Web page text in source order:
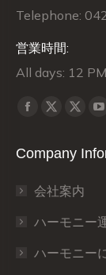
Telephone:
営業時間:
All days: 12
Find us on:
Facebook
opens
new
window
X
opens
new
window
X
new
Company
会社案内
ハーモニー
ハーモニー